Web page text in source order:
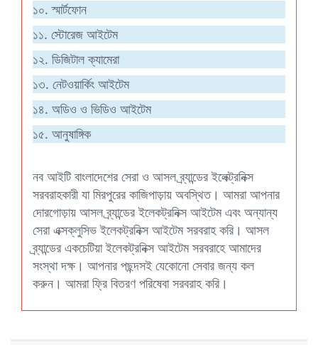
১০. স্মার্টফোন
১১. স্টোরেজ আইটেম
১২. ডিজিটাল ক্যামেরা
১৩. নেটওয়ার্কিং আইটেম
১৪. অডিও ও ভিডিও আইটেম
১৫. আনুষাঙ্গিক
নব আইটি বাংলাদেশের সেরা ও আসল ব্র্যান্ডের ইলেক্ট্রনিক্স
সরবরাহকারী যা মিরপুরের কাজিপাড়ায় অবস্থিত। আমরা আপনার
দোরগোড়ায় আসল ব্র্যান্ডের ইলেকট্রনিক্স আইটেম এবং অন্যান্য
সেরা এক্সক্লুসিভ ইলেকট্রনিক্স আইটেম সরবরাহ করি। আসল
ব্র্যান্ডের একচেটিয়া ইলেকট্রনিক্স আইটেম সরবরাহে আমাদের
সংস্থা দক্ষ। আপনার পছন্দসই যেকোনো সেবার জন্য কল
করুন। আমরা ফ্রি বিতরণ পরিষেবা সরবরাহ করি।